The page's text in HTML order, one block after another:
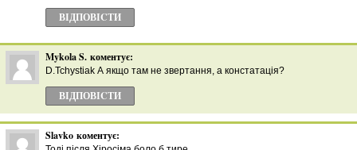
ВІДПОВІCТИ
Mykola S. коментує:
D.Tchystiak А якщо там не звертання, а констатація?
ВІДПОВІCТИ
Slavko коментує: